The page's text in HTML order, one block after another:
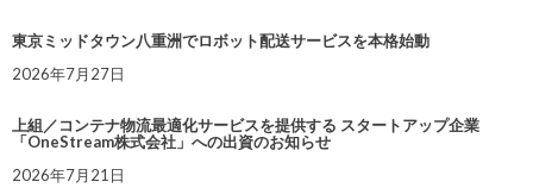
東京ミッドタウン八重洲でロボット配送サービスを本格始動
2026年7月27日
上組／コンテナ物流最適化サービスを提供する スタートアップ企業
「OneStream株式会社」への出資のお知らせ
2026年7月21日